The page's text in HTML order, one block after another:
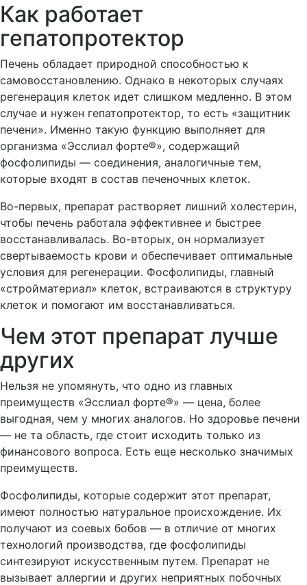
Как работает
гепатопротектор
Печень обладает природной способностью к
самовосстановлению. Однако в некоторых случаях
регенерация клеток идет слишком медленно. В этом
случае и нужен гепатопротектор, то есть «защитник
печени». Именно такую функцию выполняет для
организма «Эсслиал форте®», содержащий
фосфолипиды — соединения, аналогичные тем,
которые входят в состав печеночных клеток.
Во-первых, препарат растворяет лишний холестерин,
чтобы печень работала эффективнее и быстрее
восстанавливалась. Во-вторых, он нормализует
свертываемость крови и обеспечивает оптимальные
условия для регенерации. Фосфолипиды, главный
«стройматериал» клеток, встраиваются в структуру
клеток и помогают им восстанавливаться.
Чем этот препарат лучше
других
Нельзя не упомянуть, что одно из главных
преимуществ «Эсслиал форте®» — цена, более
выгодная, чем у многих аналогов. Но здоровье печени
— не та область, где стоит исходить только из
финансового вопроса. Есть еще несколько значимых
преимуществ.
Фосфолипиды, которые содержит этот препарат,
имеют полностью натуральное происхождение. Их
получают из соевых бобов — в отличие от многих
технологий производства, где фосфолипиды
синтезируют искусственным путем. Препарат не
вызывает аллергии и других неприятных побочных